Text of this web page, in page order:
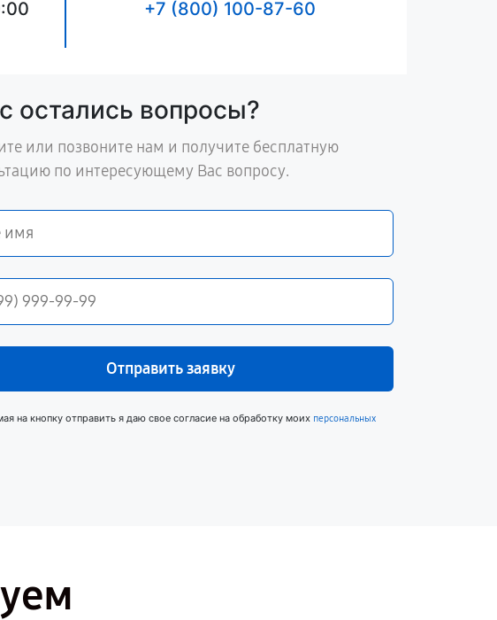
+7 (800) 100-87-60
остались вопросы?
или позвоните нам и получите бесплатную
по интересующему Вас вопросу.
Отправить заявку
на кнопку отправить я даю свое согласие на обработку моих персональных